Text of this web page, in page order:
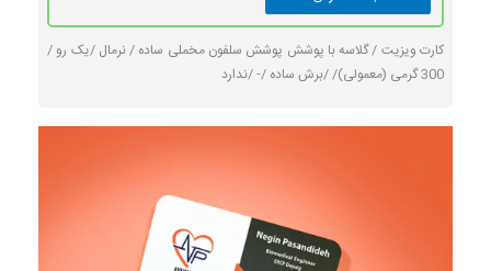
کارت ویزیت /گلاسه با پوشش پوشش سلفون مخملی ساده /نرمال /یک رو /
300 گرمی (معمولی)/ /
برش ساده /- /ندارد